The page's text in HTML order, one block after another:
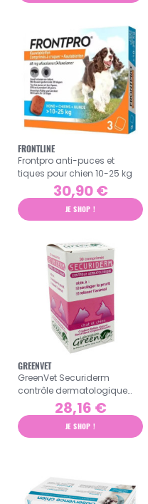
FRONTLINE
Frontpro anti-puces et
tiques pour chien 10-25 kg
30,90 €
JE SHOP !
GREENVET
GreenVet Securiderm
contrôle dermatologique
chien et chat 30 comprimés
28,16 €
JE SHOP !